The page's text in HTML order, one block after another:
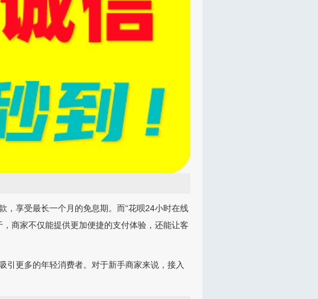
，享受最长一个月的免息期。而“花呗24小时在线
商家不仅能提供更加便捷的支付体验，还能让客
引更多的年轻消费者。对于新手商家来说，接入